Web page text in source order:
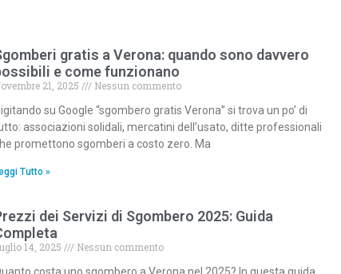
gratis a Verona: quando sono davvero
e come funzionano
21, 2025
Nessun commento
su Google “sgombero gratis Verona” si trova un po’ di
associazioni solidali, mercatini dell’usato, ditte professionali
promettono sgomberi a costo zero. Ma
Tutto »
dei Servizi di Sgombero 2025: Guida
14, 2025
Nessun commento